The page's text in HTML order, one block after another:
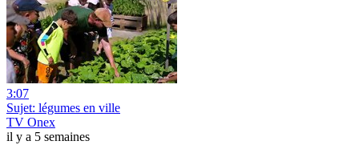
3:07
Sujet: légumes en ville
TV Onex
il y a 5 semaines